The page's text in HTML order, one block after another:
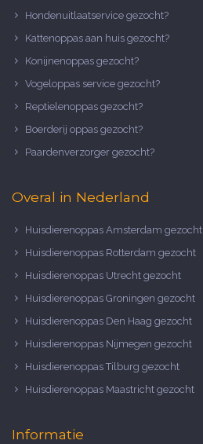
Hondenuitlaatservice gezocht?
Kattenoppas aan huis gezocht?
Konijnenoppas gezocht?
Vogeloppas service gezocht?
Reptielenoppas gezocht?
Boerderij oppas gezocht?
Paardenverzorger gezocht?
Overal in Nederland
Huisdierenoppas Amsterdam gezocht
Huisdierenoppas Rotterdam gezocht
Huisdierenoppas Utrecht gezocht
Huisdierenoppas Groningen gezocht
Huisdierenoppas Den Haag gezocht
Huisdierenoppas Nijmegen gezocht
Huisdierenoppas Tilburg gezocht
Huisdierenoppas Maastricht gezocht
Informatie